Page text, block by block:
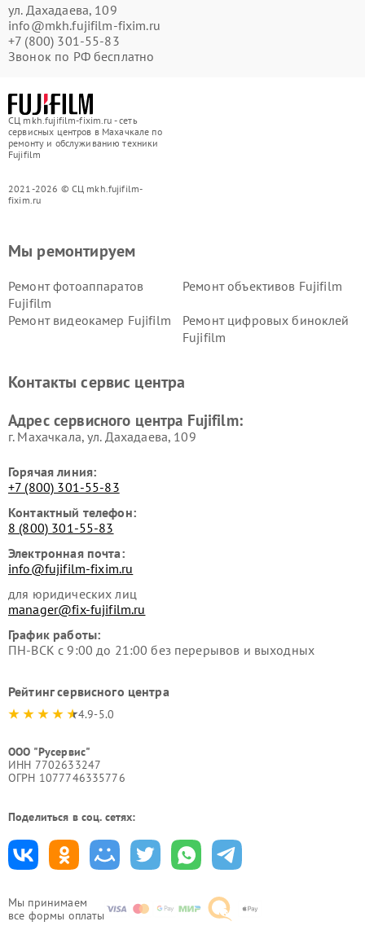
ул. Дахадаева, 109
info@mkh.fujifilm-fixim.ru
+7 (800) 301-55-83
Звонок по РФ бесплатно
СЦ mkh.fujifilm-fixim.ru - сеть
сервисных центров в Махачкале по
ремонту и обслуживанию техники
Fujifilm
2021-2026 © СЦ mkh.fujifilm-
fixim.ru
Мы принимаем
все формы оплаты
Мы ремонтируем
Ремонт фотоаппаратов
Fujifilm
Ремонт объективов Fujifilm
Ремонт видеокамер Fujifilm
Ремонт цифровых биноклей
Fujifilm
Контакты сервис центра
Адрес сервисного центра Fujifilm:
г. Махачкала, ул. Дахадаева, 109
Горячая линия:
+7 (800) 301-55-83
Контактный телефон:
8 (800) 301-55-83
Электронная почта:
info@fujifilm-fixim.ru
для юридических лиц
manager@fix-fujifilm.ru
График работы:
ПН-ВСК с 9:00 до 21:00 без перерывов и выходных
Рейтинг сервисного центра
4.9-5.0
ООО "Русервис"
ИНН 7702633247
ОГРН 1077746335776
Поделиться в соц. сетях: